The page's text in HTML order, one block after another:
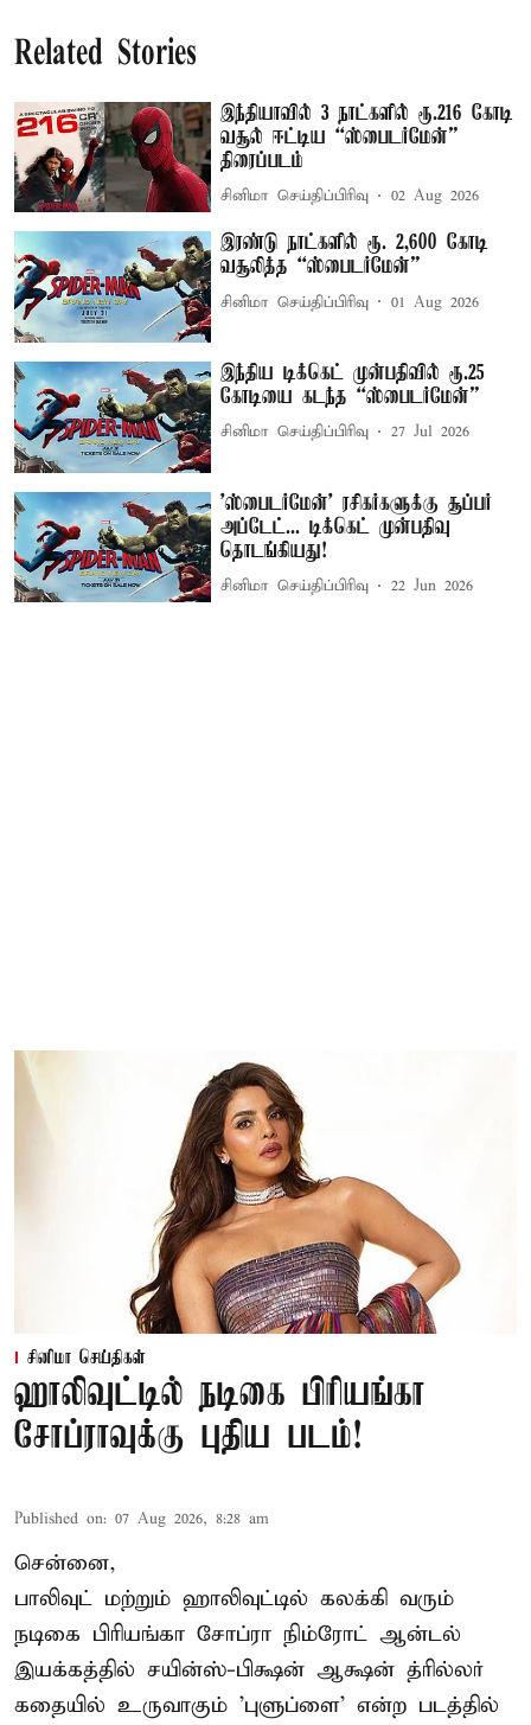
Related Stories
இந்தியாவில் 3 நாட்களில் ரூ.216 கோடி
வசூல் ஈட்டிய “ஸ்பைடர்மேன்”
திரைப்படம்
சினிமா செய்திப்பிரிவு 02 Aug 2026
இரண்டு நாட்களில் ரூ. 2,600 கோடி
வசூலித்த “ஸ்பைடர்மேன்”
சினிமா செய்திப்பிரிவு 01 Aug 2026
இந்திய டிக்கெட் முன்பதிவில் ரூ.25
கோடியை கடந்த “ஸ்பைடர்மேன்”
சினிமா செய்திப்பிரிவு 27 Jul 2026
'ஸ்பைடர்மேன்' ரசிகர்களுக்கு சூப்பர்
அப்டேட்... டிக்கெட் முன்பதிவு
தொடங்கியது!
சினிமா செய்திப்பிரிவு 22 Jun 2026
சினிமா செய்திகள்
ஹாலிவுட்டில் நடிகை பிரியங்கா
சோப்ராவுக்கு புதிய படம்!
Published on: 07 Aug 2026, 8:28 am
சென்னை,
பாலிவுட் மற்றும் ஹாலிவுட்டில் கலக்கி வரும்
நடிகை பிரியங்கா சோப்ரா நிம்ரோட் ஆன்டல்
இயக்கத்தில் சயின்ஸ்-பிக்ஷன் ஆக்ஷன் த்ரில்லர்
கதையில் உருவாகும் 'புளுப்ளை' என்ற படத்தில்